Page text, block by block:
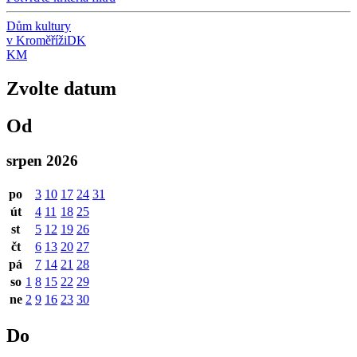
Dům kultury
v KroměřížiDK
KM
Zvolte datum
Od
srpen 2026
po 3 10 17 24 31
út
4 11 18 25
st
5 12 19 26
čt
6 13 20 27
pá
7 14 21 28
so 1 8 15 22 29
ne 2 9 16 23 30
Do